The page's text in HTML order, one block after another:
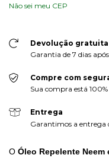
Não sei meu CEP
Devolução gratuita
Garantia de 7 dias
Compre com
Sua compra está
Entrega
Garantimos a entrega
O Óleo Repelente Neem